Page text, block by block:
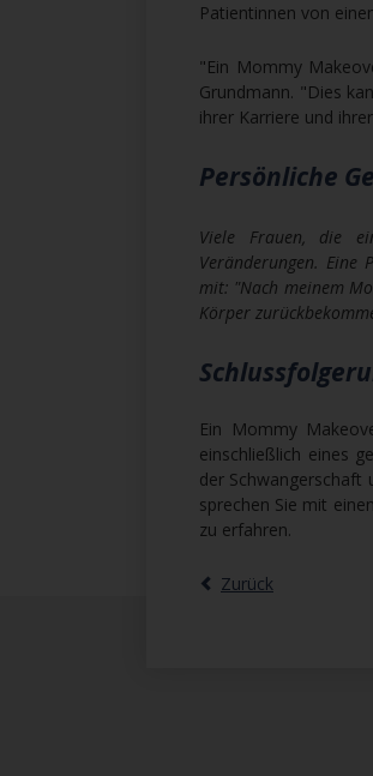
Patientinnen von
"Ein Mommy
Grundmann. "Dies
ihrer Karriere und
Persönliche
Viele Frauen, die
Veränderungen.
mit: "Nach meinem
Körper
Ein Mommy
einschließlich eines
der Schwangerschaft
sprechen Sie mit
zu erfahren.
Zurück